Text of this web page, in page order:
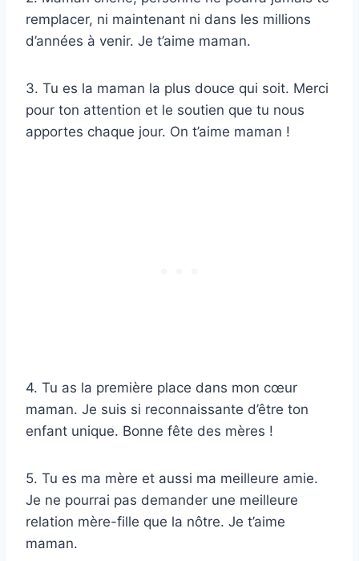
remplacer, ni maintenant ni dans les millions
d’années à venir. Je t’aime maman.
3. Tu es la maman la plus douce qui soit. Merci
pour ton attention et le soutien que tu nous
apportes chaque jour. On t’aime maman !
4. Tu as la première place dans mon cœur
maman. Je suis si reconnaissante d’être ton
enfant unique. Bonne fête des mères !
5. Tu es ma mère et aussi ma meilleure amie.
Je ne pourrai pas demander une meilleure
relation mère-fille que la nôtre. Je t’aime
maman.